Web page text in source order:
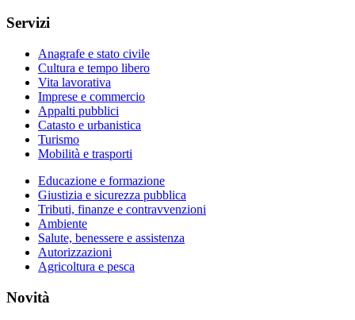
Servizi
Anagrafe e stato civile
Cultura e tempo libero
Vita lavorativa
Imprese e commercio
Appalti pubblici
Catasto e urbanistica
Turismo
Mobilità e trasporti
Educazione e formazione
Giustizia e sicurezza pubblica
Tributi, finanze e contravvenzioni
Ambiente
Salute, benessere e assistenza
Autorizzazioni
Agricoltura e pesca
Novità